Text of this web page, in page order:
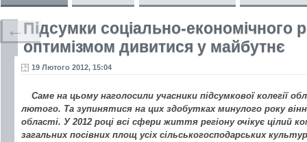
Підсумки соціально-економічного
оптимізмом дивитися у майбутнє
19 Лютого 2012, 15:04
Саме на цьому наголосили учасники підсумкової колегії
лютого. Та зупинятися на цих здобутках минулого року
області. У 2012 році всі сфери життя регіону очікує цілий
загальних посівних площ усіх сільськогосподарських
←